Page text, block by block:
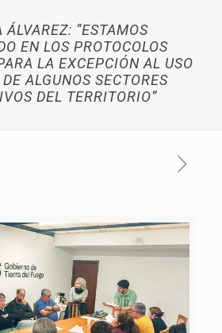
ÁLVAREZ: “ESTAMOS
EN LOS PROTOCOLOS
LA EXCEPCIÓN AL USO
ALGUNOS SECTORES
DEL TERRITORIO”